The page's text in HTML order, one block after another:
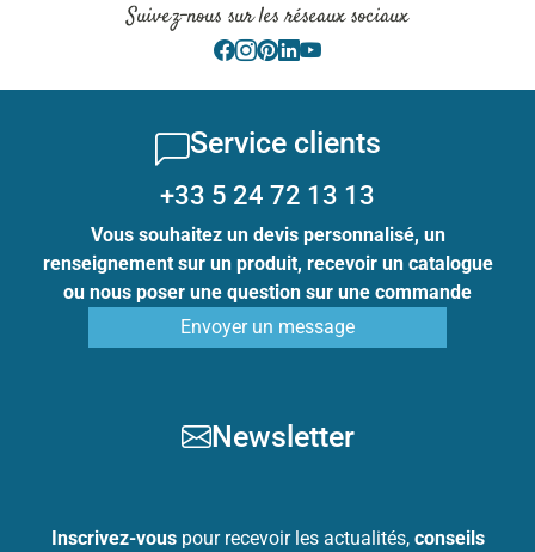
Suivez-nous sur les réseaux sociaux
Service clients
+33 5 24 72 13 13
Vous souhaitez un devis personnalisé, un
renseignement sur un produit, recevoir un catalogue
ou nous poser une question sur une commande
Envoyer un message
Newsletter
Inscrivez-vouspour recevoir les actualités, conseils